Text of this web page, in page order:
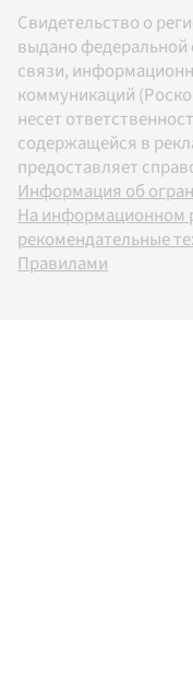
Свидетельство о
выдано
связи,
коммуникаций
несет
содержащейся в
предоставляет
Информация об
На информационном
рекомендательные
Правилами